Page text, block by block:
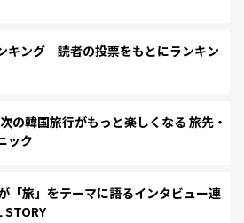
キング 読者の投票をもとにランキン
韓国旅行がもっと楽しくなる 旅先・
ック
「旅」をテーマに語るインタビュー連
STORY